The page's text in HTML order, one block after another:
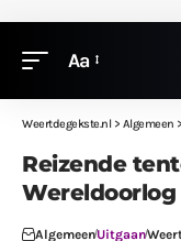
Aa
Weertdegekste.nl> Algemeen >
Reizende
AlgemeenUitgaan